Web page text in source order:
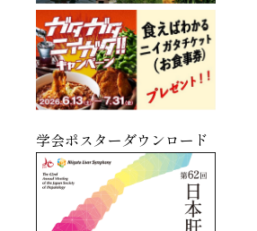
学会ポスターダウンロード